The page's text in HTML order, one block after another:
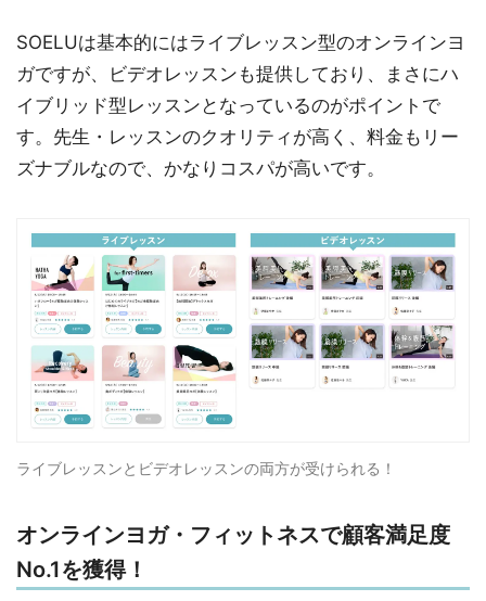
SOELUは基本的にはライブレッスン型のオンラインヨ
ガですが、ビデオレッスンも提供しており、まさにハ
イブリッド型レッスンとなっているのがポイントで
す。先生・レッスンのクオリティが高く、料金もリー
ズナブルなので、かなりコスパが高いです。
ライブレッスンとビデオレッスンの両方が受けられる！
オンラインヨガ・フィットネスで顧客満足度
No.1を獲得！